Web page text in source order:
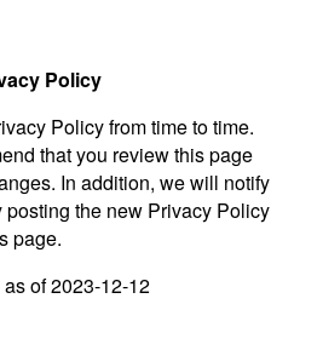
Policy
Policy from time to time.
that you review this page
In addition, we will notify
the new Privacy Policy
page.
of 2023-12-12